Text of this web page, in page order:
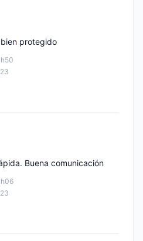
protegido
Buena comunicación